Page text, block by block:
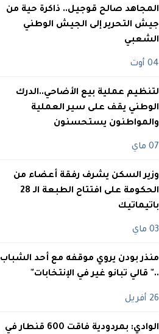
المجاهد صالح قوجيل.. ذاكرة حية من
جيش التحرير إلى الجيش الوطني
الشعبي
04 أوت
لتنظيم عملية بيع الأضاحي..الدرك
الوطني يقف على سير العملية
والمواطنون يستحسنون
07 ماي
وزير السكن يشرف رفقة أعضاء من
الحكومة على افتتاح الطبعة الـ 28
باتيماتيك
03 ماي
منذر بودن يروي موقفه مع أحد الشباب
.." قالي تبانو غير في الإنتخابات"
26 أفريل
الوادي: بمردودية فاقت 600 قنطار في